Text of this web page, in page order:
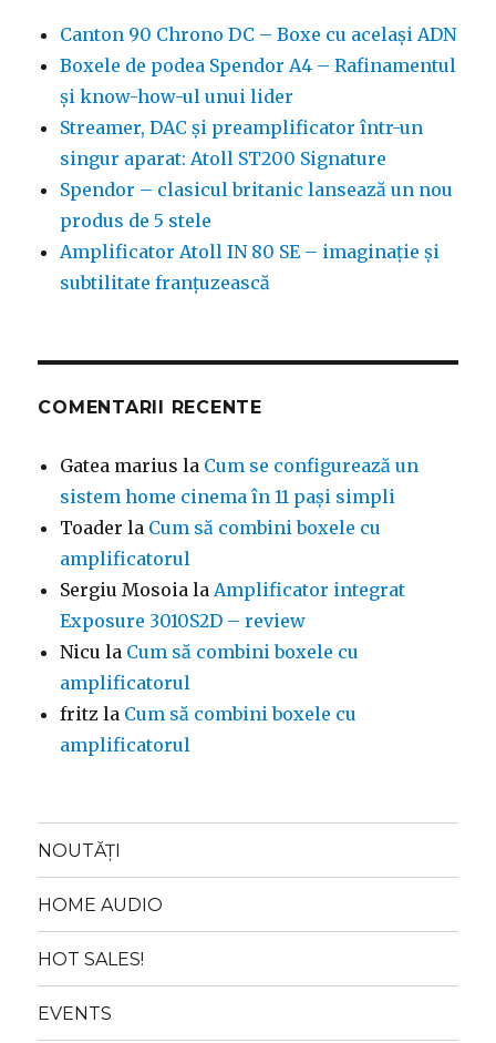
Canton 90 Chrono DC – Boxe cu același ADN
Boxele de podea Spendor A4 – Rafinamentul
și know-how-ul unui lider
Streamer, DAC și preamplificator într-un
singur aparat: Atoll ST200 Signature
Spendor – clasicul britanic lansează un nou
produs de 5 stele
Amplificator Atoll IN 80 SE – imaginație și
subtilitate franțuzească
COMENTARII RECENTE
Gatea marius la Cum se configurează un
sistem home cinema în 11 pași simpli
Toader la Cum să combini boxele cu
amplificatorul
Sergiu Mosoia laAmplificator integrat
Exposure 3010S2D – review
Nicu la Cum să combini boxele cu
amplificatorul
fritz la Cum să combini boxele cu
amplificatorul
NOUTĂȚI
HOME AUDIO
HOT SALES!
EVENTS